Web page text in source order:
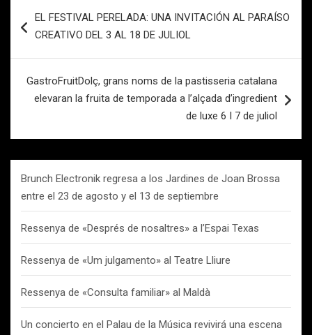
de
EL FESTIVAL PERELADA: UNA INVITACIÓN AL PARAÍSO
CREATIVO DEL 3 AL 18 DE JULIOL
GastroFruitDolç, grans noms de la pastisseria catalana
elevaran la fruita de temporada a l’alçada d’ingredient
de luxe 6 I 7 de juliol
Brunch Electronik regresa a los Jardines de Joan Brossa
entre el 23 de agosto y el 13 de septiembre
Ressenya de «Després de nosaltres» a l’Espai Texas
Ressenya de «Um julgamento» al Teatre Lliure
Ressenya de «Consulta familiar» al Maldà
Un concierto en el Palau de la Música revivirá una escena